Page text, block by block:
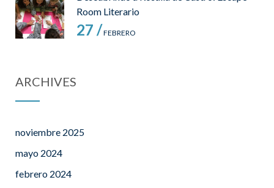
Room Literario
27 /FEBRERO
ARCHIVES
noviembre 2025
mayo 2024
febrero 2024